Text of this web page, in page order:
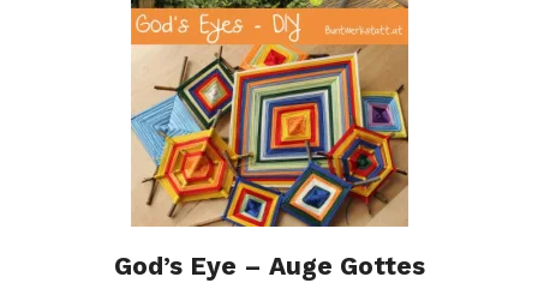
God’s Eye – Auge Gottes